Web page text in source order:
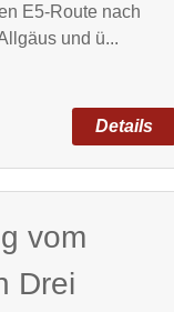
E5-Route nach
und ü...
vom
Drei